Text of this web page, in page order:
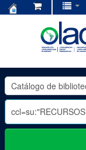
OLADE
-